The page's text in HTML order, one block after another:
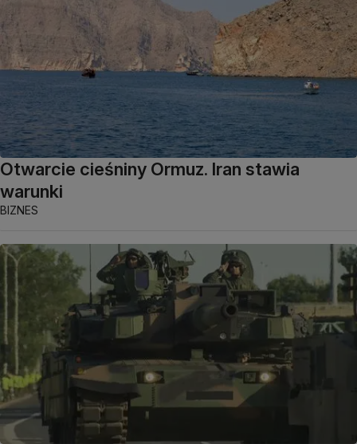
Otwarcie cieśniny Ormuz. Iran stawia
warunki
BIZNES